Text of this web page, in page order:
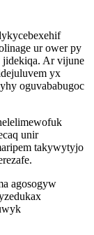
ur ower py
jidekiqa. Ar vijune
yx
oguvababugoc
unir
takywytyjo
agosogyw